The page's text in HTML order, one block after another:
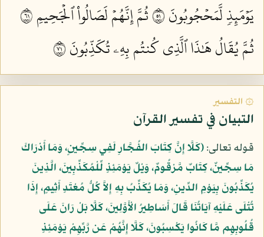
يَوۡمَئِذٖ لَّمَحۡجُوبُونَ ١٥
ثُمَّ إِنَّهُمۡ لَصَالُواْ ٱلۡجَحِيمِ ١٦
ثُمَّ يُقَالُ هَٰذَا ٱلَّذِي كُنتُم بِهِۦ تُكَذِّبُونَ ١٧
۞ التفسير
التبيان في تفسير القرآن
قوله تعالى:﴿كَلَّا إِنَّ كِتَابَ الفُجَّارِ لَفِي سِجِّينٍ، وَمَا أَدْرَاكَ
مَا سِجِّينٌ، كِتَابٌ مَّرْقُومٌ، وَيْلٌ يَوْمَئِذٍ لِّلْمُكَذِّبِينَ، الَّذِينَ
يُكَذِّبُونَ بِيَوْمِ الدِّينِ، وَمَا يُكَذِّبُ بِهِ إِلاَّ كُلُّ مُعْتَدٍ أَثِيمٍ، إِذَا
تُتْلَى عَلَيْهِ آيَاتُنَا قَالَ أَسَاطِيرُ الْأَوَّلِينَ، كَلَّا بَلْ رَانَ عَلَى
قُلُوبِهِم مَّا كَانُوا يَكْسِبُونَ، كَلَّا إِنَّهُمْ عَن رَّبِّهِمْ يَوْمَئِذٍ